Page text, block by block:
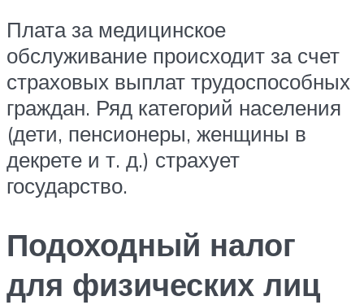
Плата за медицинское
обслуживание происходит за счет
страховых выплат трудоспособных
граждан. Ряд категорий населения
(дети, пенсионеры, женщины в
декрете и т. д.) страхует
государство.
Подоходный налог
для физических лиц